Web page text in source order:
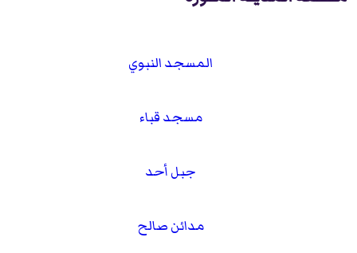
المسجد النبوي
مسجد قباء
جبل أحد
مدائن صالح